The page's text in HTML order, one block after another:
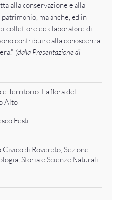
alla conservazione e alla
ma anche, ed in
collettore ed elaboratore di
contribuire alla conoscenza
(dalla Presentazione di
e Territorio. La flora del
Alto
Festi
Civico di Rovereto, Sezione
Storia e Scienze Naturali